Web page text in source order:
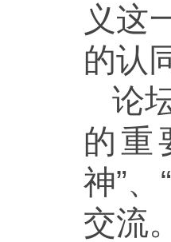
义这
的认
论
的重
神”
交流。